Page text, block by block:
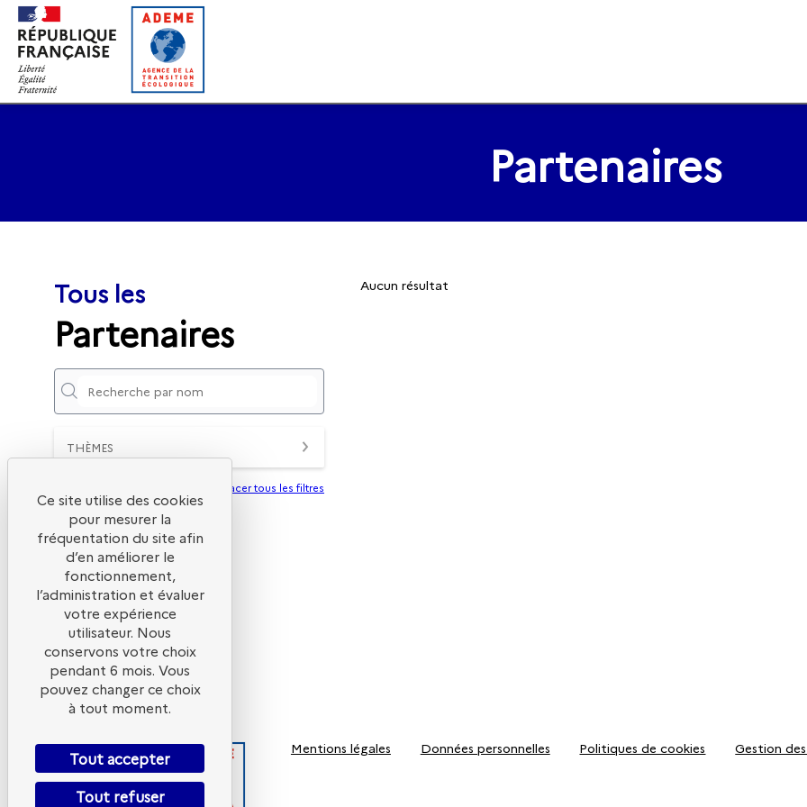
Partenaires
Tous les
Partenaires
THÈMES
Effacer tous les filtres
Aucun résultat
Mentions légales Données personnelles Politiques de cookies Gestion
Gestion des cookies
Ce site utilise des cookies
pour mesurer la
fréquentation du site afin
d’en améliorer le
fonctionnement,
l’administration et évaluer
votre expérience
utilisateur. Nous
conservons votre choix
pendant 6 mois. Vous
pouvez changer ce choix
à tout moment.
Tout accepter
Tout refuser